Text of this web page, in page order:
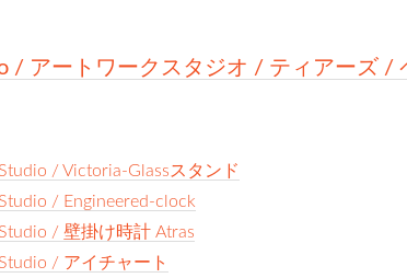
/ アートワークスタジオ / ティアーズ /
/ Victoria-Glassスタンド
/ Engineered-clock
/ 壁掛け時計 Atras
/ アイチャート